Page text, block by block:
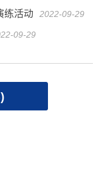
练活动 2022-09-29
09-29